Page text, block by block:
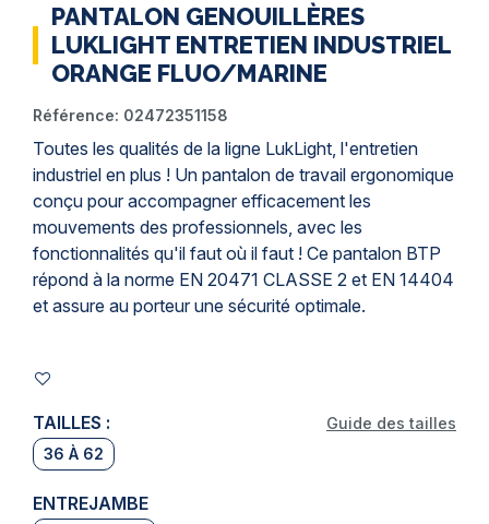
PANTALON GENOUILLÈRES
LUKLIGHT ENTRETIEN INDUSTRIEL
ORANGE FLUO/MARINE
Référence: 02472351158
Toutes les qualités de la ligne LukLight, l'entretien
industriel en plus ! Un pantalon de travail ergonomique
conçu pour accompagner efficacement les
mouvements des professionnels, avec les
fonctionnalités qu'il faut où il faut ! Ce pantalon BTP
répond à la norme EN 20471 CLASSE 2 et EN 14404
et assure au porteur une sécurité optimale.
TAILLES :
36 À 62
Guide des tailles
ENTREJAMBE